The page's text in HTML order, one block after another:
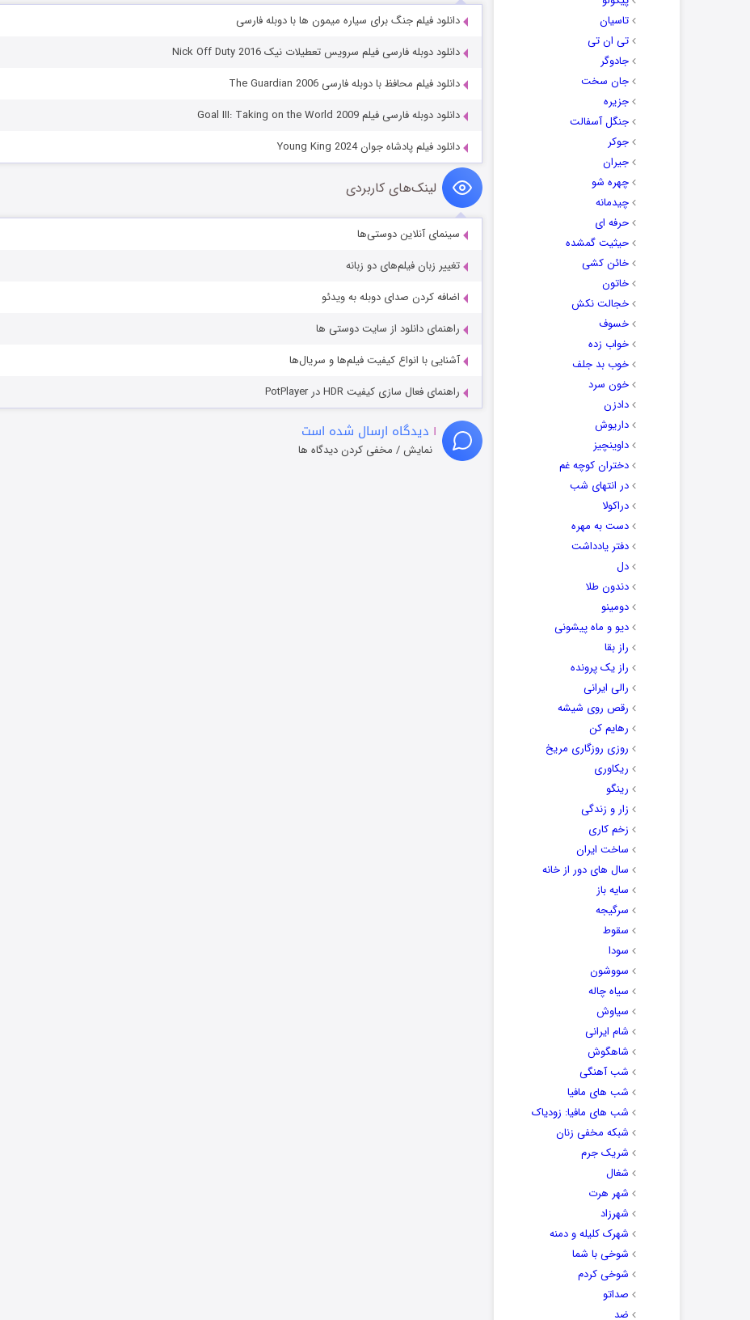
تاسیان
تی ان تی
جادوگر
جان سخت
جزیره
جنگل آسفالت
جوکر
جیران
چهره شو
چیدمانه
حرفه ای
حیثیت گمشده
خائن کشی
خاتون
خجالت نکش
خسوف
خواب زده
خوب بد جلف
خون سرد
دادزن
داریوش
داوینچیز
دختران کوچه غم
در انتهای شب
دراکولا
دست به مهره
دفتر یادداشت
دل
دندون طلا
دومینو
دیو و ماه پیشونی
راز بقا
راز یک پرونده
رالی ایرانی
رقص روی شیشه
رهایم کن
روزی روزگاری مریخ
ریکاوری
رینگو
زار و زندگی
زخم کاری
ساخت ایران
سال های دور از خانه
سایه باز
سرگیجه
سقوط
سودا
سووشون
سیاه چاله
سیاوش
شام ایرانی
شاهگوش
شب آهنگی
شب های مافیا
شب های مافیا: زودیاک
شبکه مخفی زنان
شریک جرم
شغال
شهر هرت
شهرزاد
شهرک کلیله و دمنه
شوخی با شما
شوخی کردم
صداتو
ضد
دانلود فیلم جنگ برای سیاره میمون ها با دوبله فارسی
دانلود دوبله فارسی فیلم سرویس تعطیلات نیک Nick Off Duty 2016
دانلود فیلم محافظ با دوبله فارسی The Guardian 2006
دانلود دوبله فارسی فیلم Goal III: Taking on the World 2009
دانلود فیلم پادشاه جوان Young King 2024
لینک‌های کاربردی
سینمای آنلاین دوستی‌ها
تغییر زبان فیلم‌های دو زبانه
اضافه کردن صدای دوبله به ویدئو
راهنمای دانلود از سایت دوستی ها
آشنایی با انواع کیفیت فیلم‌ها و سریال‌ها
راهنمای فعال سازی کیفیت HDR در PotPlayer
۱ دیدگاه ارسال شده است
نمایش / مخفی کردن دیدگاه ها